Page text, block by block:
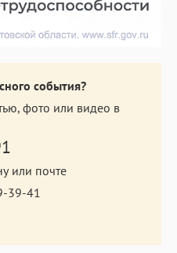
события?
фото или видео в
или почте
39-41